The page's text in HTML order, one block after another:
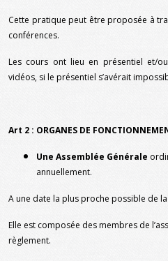
Cette pratique peut être proposée à
conférences.
Les cours ont lieu en présentiel et/
vidéos, si le présentiel s’avérait
Art 2 : ORGANES DE
Une Assemblée Générale
annuellement.
A une date la plus proche possible de
Elle est composée des membres de
règlement.